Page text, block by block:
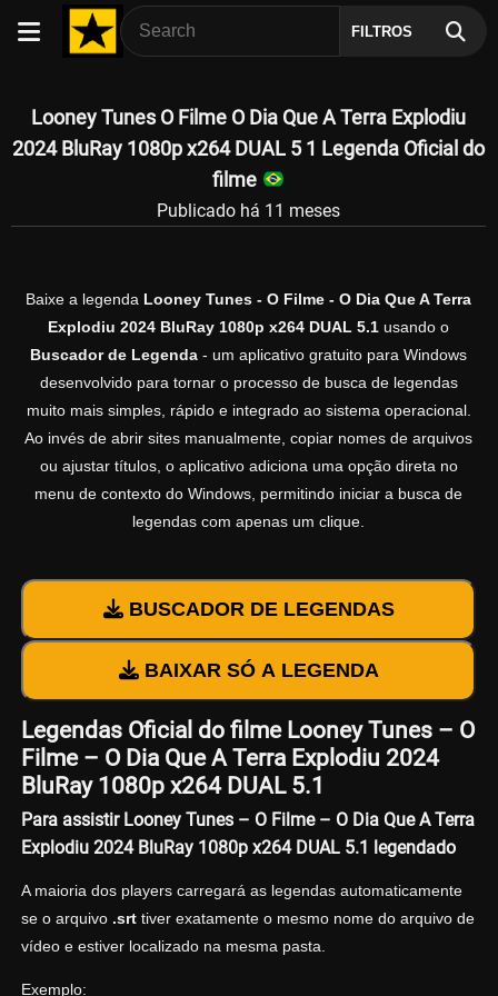
FILTROS
Looney Tunes O Filme O Dia Que A Terra Explodiu
2024 BluRay 1080p x264 DUAL 5 1 Legenda Oficial do
filme
Publicado há 11 meses
Baixe a legenda Looney Tunes - O Filme - O Dia Que A Terra
Explodiu 2024 BluRay 1080p x264 DUAL 5.1 usando o
Buscador de Legenda - um aplicativo gratuito para Windows
desenvolvido para tornar o processo de busca de legendas
muito mais simples, rápido e integrado ao sistema operacional.
Ao invés de abrir sites manualmente, copiar nomes de arquivos
ou ajustar títulos, o aplicativo adiciona uma opção direta no
menu de contexto do Windows, permitindo iniciar a busca de
legendas com apenas um clique.
BUSCADOR DE LEGENDAS
BAIXAR SÓ A LEGENDA
Legendas Oficial do filme Looney Tunes – O
Filme – O Dia Que A Terra Explodiu 2024
BluRay 1080p x264 DUAL 5.1
Para assistir Looney Tunes – O Filme – O Dia Que A Terra
Explodiu 2024 BluRay 1080p x264 DUAL 5.1 legendado
A maioria dos players carregará as legendas automaticamente
se o arquivo .srttiver exatamente o mesmo nome do arquivo de
vídeo e estiver localizado na mesma pasta.
Exemplo: